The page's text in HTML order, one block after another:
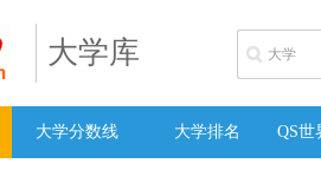
大学库
大学分数线 大学排名 QS世